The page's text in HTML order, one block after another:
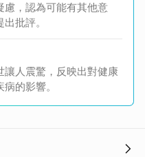
，認為可能有其他意
批評。
人震驚，反映出對健康
的影響。